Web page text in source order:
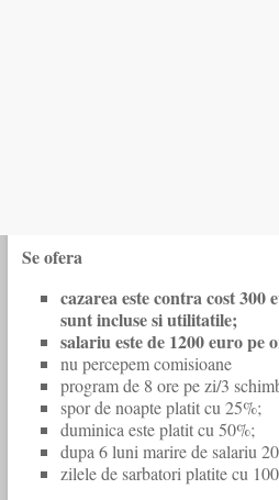
Se ofera
cazarea este contra cost 300
sunt incluse si utilitatile;
salariu este de 1200 euro pe
nu percepem comisioane
program de 8 ore pe zi/3
spor de noapte platit cu 25%;
duminica este platit cu 50%;
dupa 6 luni marire de salariu
zilele de sarbatori platite cu